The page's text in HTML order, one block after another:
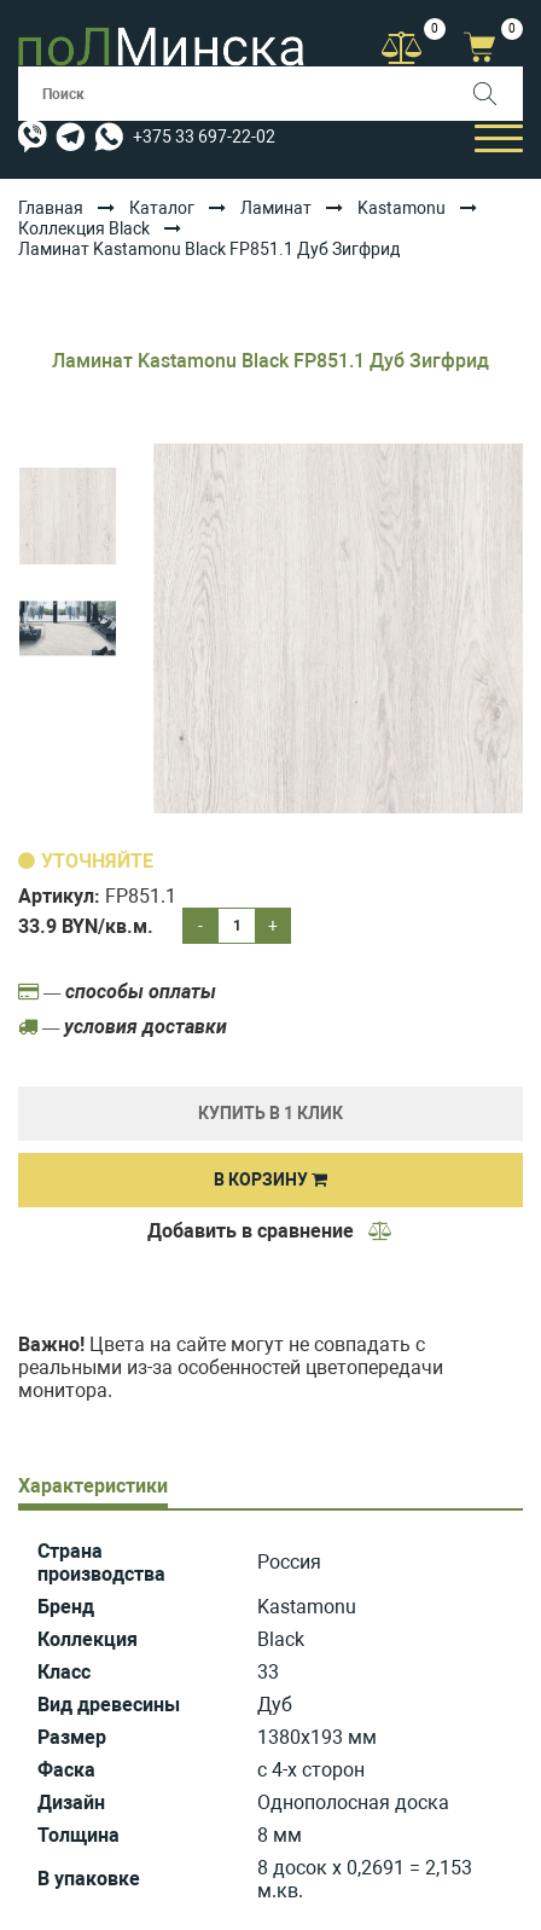
+375 33 697-22-02
КАТАЛОГ
КОНТАКТЫ
0 0
Главная Каталог Ламинат
Kastamonu
Коллекция Black
Ламинат Kastamonu Black FP851.1 Дуб Зигфрид
Ламинат Kastamonu Black FP851.1 Дуб Зигфрид
УТОЧНЯЙТЕ
Артикул: FP851.1
33.9 BYN/кв.м. - +
— способы оплаты
— условия доставки
КУПИТЬ В 1 КЛИК
В КОРЗИНУ
Добавить в сравнение
Важно! Цвета на сайте могут не совпадать с
реальными из-за особенностей цветопередачи
монитора.
Характеристики
Страна
производства
Россия
Бренд
Kastamonu
Коллекция
Black
Класс
33
Вид древесины
Дуб
Размер
1380х193 мм
Фаска
с 4-х сторон
Дизайн
Однополосная доска
Толщина
8 мм
В упаковке
8 досок x 0,2691 = 2,153
м.кв.